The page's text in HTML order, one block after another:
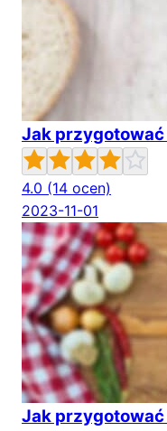
Jak
4.0 (14 ocen)
2023-11-01
Jak